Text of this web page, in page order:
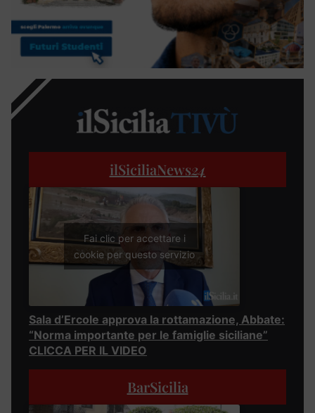
ilSiciliaNews24
Fai clic per accettare i
cookie per questo servizio
Sala d’Ercole approva la rottamazione, Abbate:
“Norma importante per le famiglie siciliane”
CLICCA PER IL VIDEO
BarSicilia